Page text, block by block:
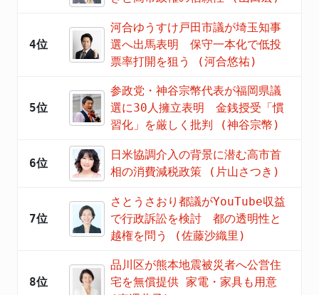
4位
河合ゆうすけ戸田市議が埼玉知事
選へ出馬表明 保守一本化で低投
票率打開を狙う (河合悠祐)
5位
参政党・神谷宗幣代表が福岡県議
選に30人擁立表明 金銭授受「慣
習化」を厳しく批判 (神谷宗幣)
6位
日米協調介入の背景に潜む高市首
相の消費減税政策 (片山さつき)
7位
さとうさおり都議がYouTube収益
で行政訴訟を検討 都の透明性と
越権を問う (佐藤沙織里)
8位
品川区が熊本地震被災者へ公営住
宅を無償提供 家電・家具も用意